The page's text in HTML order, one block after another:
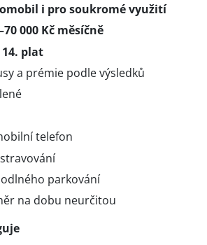
i pro soukromé využití
000 Kč měsíčně
plat
a prémie podle výsledků
telefon
parkování
na dobu neurčitou